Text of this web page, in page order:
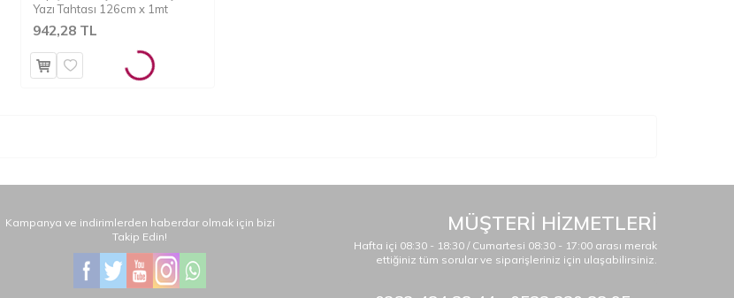
Yazı Tahtası 126cm x 1mt
942,28 TL
Kampanya ve indirimlerden haberdar olmak için bizi
Takip Edin!
MÜŞTERİ HİZMETLERİ
Hafta içi 08:30 - 18:30 / Cumartesi 08:30 - 17:00 arası merak
ettiğiniz tüm sorular ve siparişleriniz için ulaşabilirsiniz.